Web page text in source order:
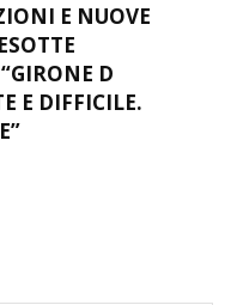
E NUOVE
D
E DIFFICILE.